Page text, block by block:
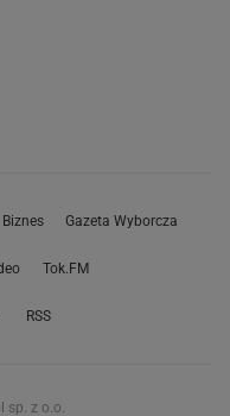
Biznes Gazeta Wyborcza
Tok.FM
RSS
sp. z o.o.